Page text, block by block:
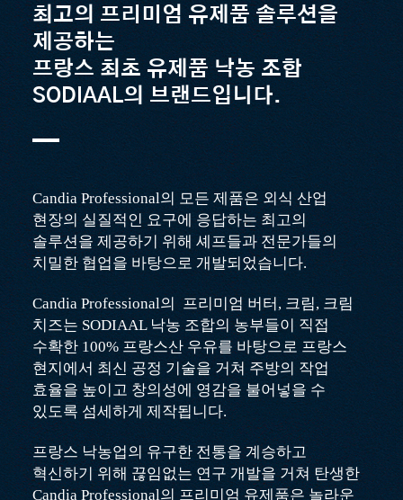
최고의 프리미엄 유제품 솔루션을
제공하는
프랑스 최초 유제품 낙농 조합
SODIAAL의 브랜드입니다.
Candia Professional의 모든 제품은 외식 산업
현장의 실질적인 요구에 응답하는 최고의
솔루션을 제공하기 위해 셰프들과 전문가들의
치밀한 협업을 바탕으로 개발되었습니다.
Candia Professional의 프리미엄 버터, 크림, 크림
치즈는 SODIAAL 낙농 조합의 농부들이 직접
수확한 100% 프랑스산 우유를 바탕으로 프랑스
현지에서 최신 공정 기술을 거쳐 주방의 작업
효율을 높이고 창의성에 영감을 불어넣을 수
있도록 섬세하게 제작됩니다.
프랑스 낙농업의 유구한 전통을 계승하고
혁신하기 위해 끊임없는 연구 개발을 거쳐 탄생한
Candia Professional의 프리미엄 유제품은 놀라운